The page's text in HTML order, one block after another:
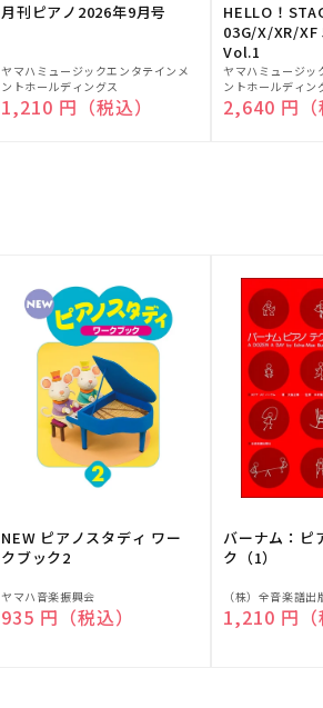
月刊ピアノ2026年9月号
販
売
元:
ヤマハミュージックエンタテインメ
ントホールディングス
通常価格
1,210 円（税込）
HELLO！
03G/X/XR/XF
Vol.1
販
売
元:
ヤマハミュージッ
ントホールディン
通常価格
2,640 円（
NEW ピアノスタディ ワー
クブック2
販
売
ヤマハ音楽振興会
通常価格
935 円（税込）
バーナム：ピ
ク（1）
販
売
（株）全音楽譜出
通常価格
1,210 円（